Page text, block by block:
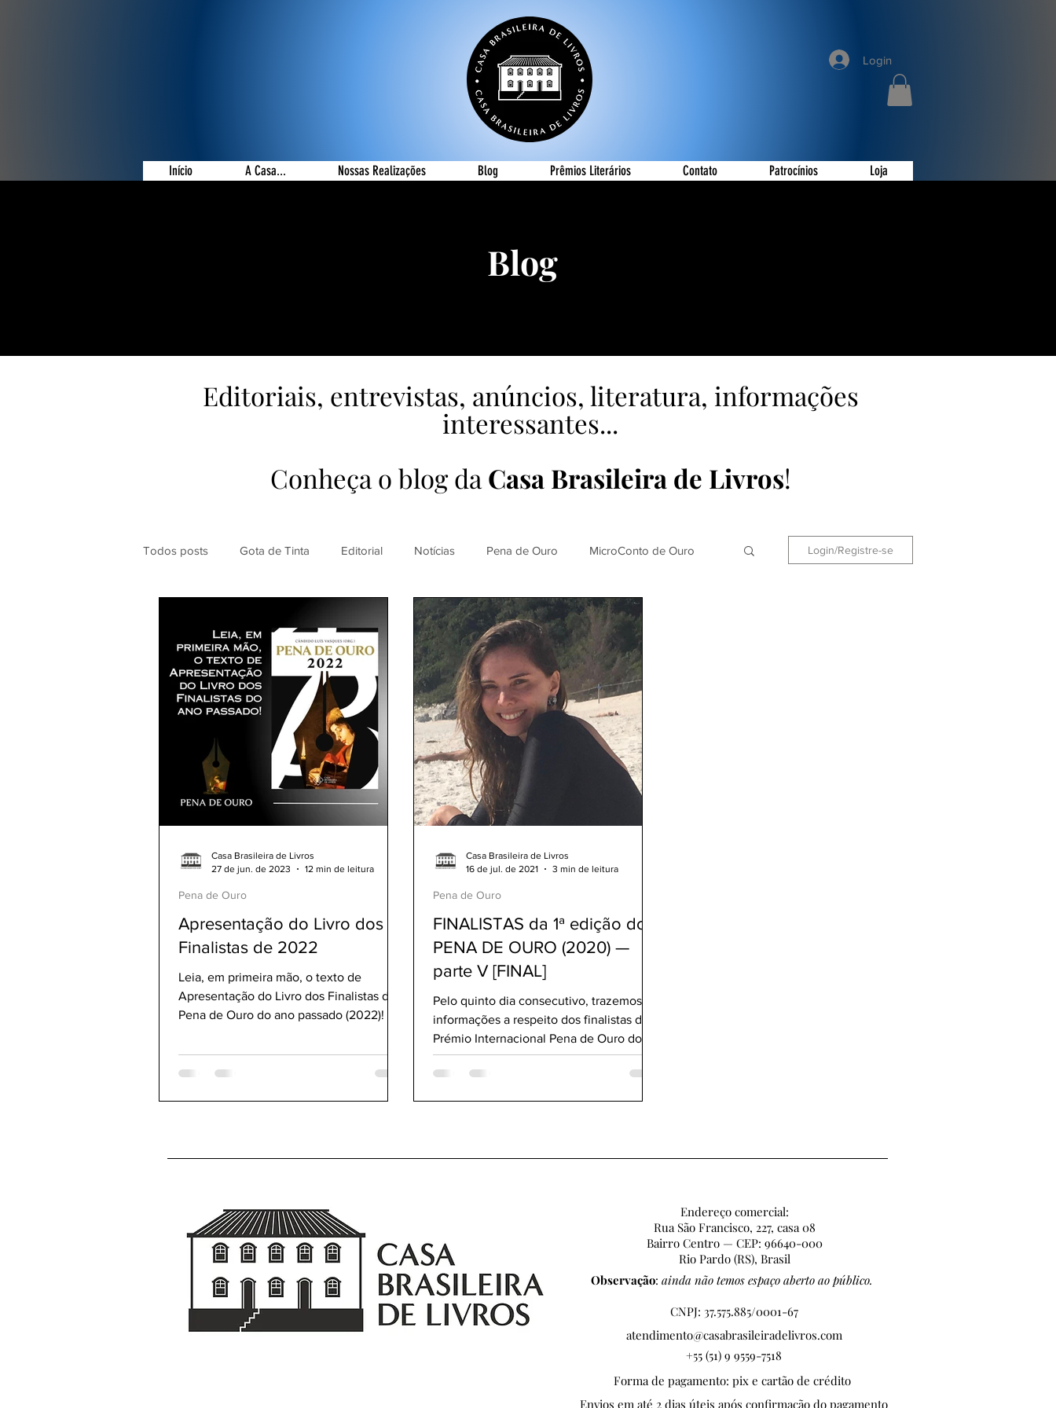
Início A Casa... Nossas Realizações Blog Prêmios Literários Contato Patrocínios Loja
Login
Blog
Editoriais, entrevistas, anúncios, literatura, informações
interessantes...
Conheça o blog daCasa Brasileira de Livros!
Todos posts Gota de Tinta Editorial Notícias Pena de Ouro MicroConto de Ouro
Cândido Luís Vasques Efemérides
1001 Poetas Autores da Casa R. Roldan-Roldan Carlos Nejar Sebastião Burnay
Prata da Casa Semifinalistas Pena de Ouro 2023 Finalistas Pena de Ouro 2023
Vencedores Pena de Ouro 2023 Vera Duarte Clube da Casa
Semifinalistas MicroConto 2024 Finalistas MicroConto 2024
Vencedores MicroConto de Ouro 2024 Elomar Figueira Mello Gabriel Figueiraes
Pena de Ouro 2025 MicroConto de Ouro 2025
Login/Registre-se
Apresentação do Livro dos
Finalistas de 2022
Leia, em primeira mão, o texto de
Apresentação do Livro dos Finalistas do
Pena de Ouro do ano passado (2022)! 🤩
Pena de Ouro
Casa Brasileira de Livros
27 de jun. de 2023
12 min de leitura
FINALISTAS da 1ª edição do
PENA DE OURO (2020) —
parte V [FINAL]
Pelo quinto dia consecutivo, trazemos
informações a respeito dos finalistas do
Prémio Internacional Pena de Ouro do
ANO PASSADO. Já as...
Pena de Ouro
Casa Brasileira de Livros
16 de jul. de 2021
3 min de leitura
Endereço comercial:
Rua São Francisco, 227, casa 08
Bairro Centro — CEP: 96640-000
Rio Pardo (RS), Brasil
Observação: ainda não temos espaço aberto ao público.
CNPJ: 37.575.885/0001-67
atendimento@casabrasileiradelivros.com
+55 (51) 9 9559-7518
Forma de pagamento: pix e cartão de crédito
Envios em até 2 dias úteis após confirmação do pagamento